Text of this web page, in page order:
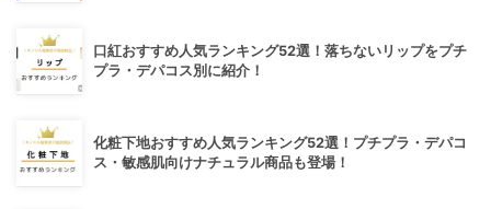
口紅おすすめ人気ランキング52選！落ちないリップをプチ
プラ・デパコス別に紹介！
化粧下地おすすめ人気ランキング52選！プチプラ・デパコ
ス・敏感肌向けナチュラル商品も登場！